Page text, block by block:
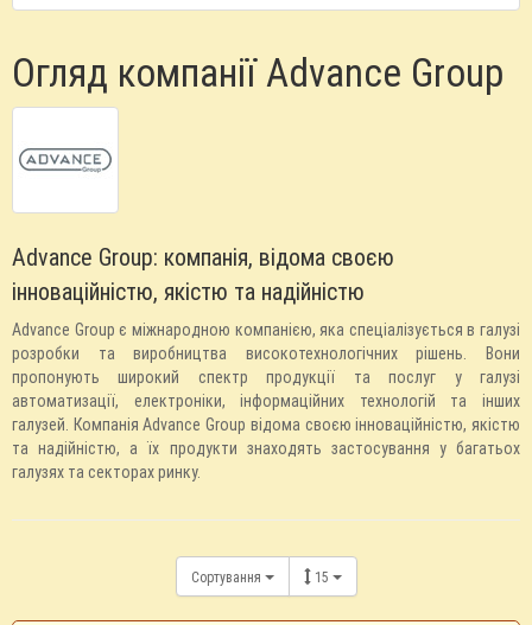
Огляд компанії Advance Group
Advance Group: компанія, відома своєю
інноваційністю, якістю та надійністю
Advance Group є міжнародною компанією, яка спеціалізується в галузі
розробки та виробництва високотехнологічних рішень. Вони
пропонують широкий спектр продукції та послуг у галузі
автоматизації, електроніки, інформаційних технологій та інших
галузей. Компанія Advance Group відома своєю інноваційністю, якістю
та надійністю, а їх продукти знаходять застосування у багатьох
галузях та секторах ринку.
Сортування 15